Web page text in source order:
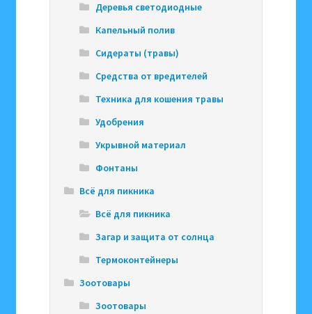
Деревья светодиодные
Капельный полив
Сидераты (травы)
Средства от вредителей
Техника для кошения травы
Удобрения
Укрывной материал
Фонтаны
Всё для пикника
Всё для пикника
Загар и защита от солнца
Термоконтейнеры
Зоотовары
Зоотовары